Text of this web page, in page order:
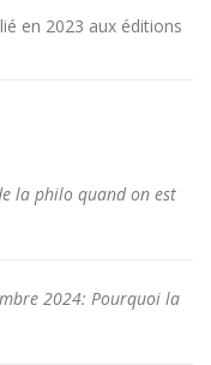
en 2023 aux éditions
la philo quand on est
2024: Pourquoi la